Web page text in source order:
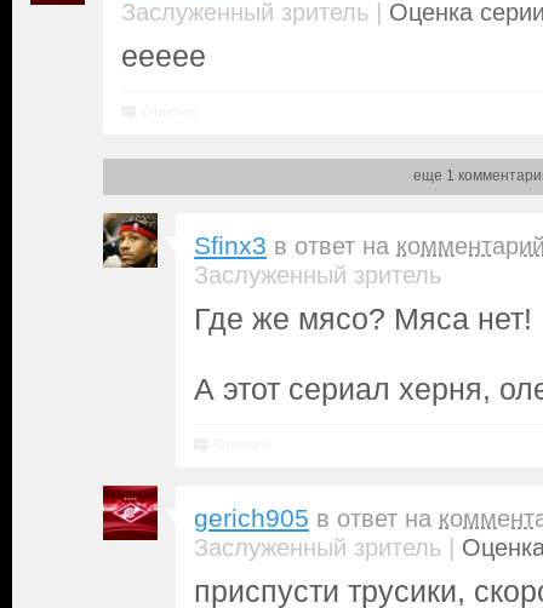
Заслуженный зритель | Оценка
еееее
еще 1
Sfinx3 в ответ на
Заслуженный зритель
Где же мясо? Мяса
А этот сериал херня,
gerich905 в ответ на
Заслуженный зритель |
приспусти трусики,